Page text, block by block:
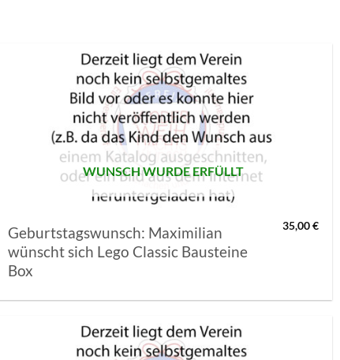
WUNSCH WURDE ERFÜLLT
Geburtstagswunsch: Maximilian
wünscht sich Lego Classic Bausteine
Box
35,00€